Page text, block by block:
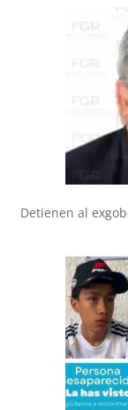
Detienen al